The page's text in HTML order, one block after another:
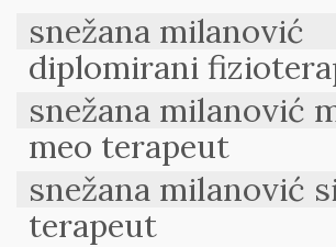
snežana milanović
diplomirani
snežana milanović
meo terapeut
snežana milanović
terapeut